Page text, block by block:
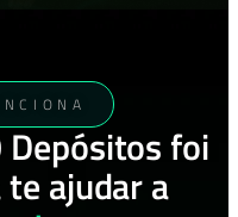
foi
ajudar a